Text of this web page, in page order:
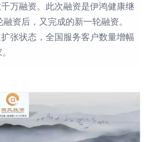
万融资。此次融资是伊鸿健康继
资后，又完成的新一轮融资。
张状态，全国服务客户数量增幅